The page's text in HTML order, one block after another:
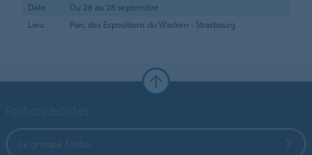
Date :
Du 26 au 28 septembre
Lieu :
Parc des Expositions du Wacken - Strasbourg